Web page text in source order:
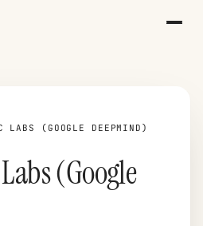
LABS (GOOGLE DEEPMIND)
(Google